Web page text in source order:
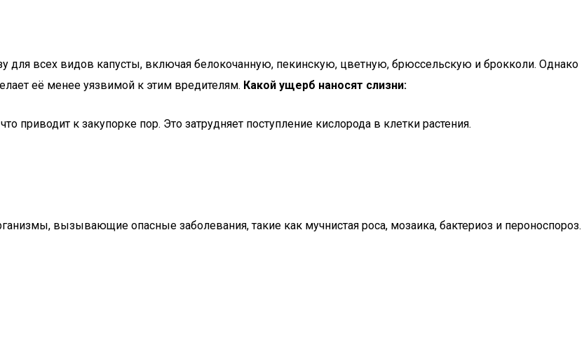
для всех видов капусты, включая белокочанную, пекинскую, цветную, брюссельскую и брокколи. Однако
её менее уязвимой к этим вредителям. Какой ущерб наносят слизни:
приводит к закупорке пор. Это затрудняет поступление кислорода в клетки растения.
вызывающие опасные заболевания, такие как мучнистая роса, мозаика, бактериоз и пероноспороз.